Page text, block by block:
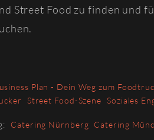
Street Food zu finden und
Plan - Dein Weg zum
Street Food-Szene Soziales
Catering Nürnberg Catering